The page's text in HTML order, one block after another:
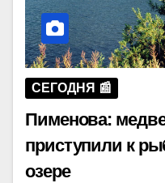
СЕГОДНЯ 📰
Пименова:
приступили к
озере